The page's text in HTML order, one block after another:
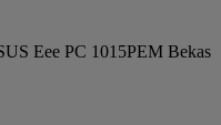
Eee PC 1015PEM Bekas